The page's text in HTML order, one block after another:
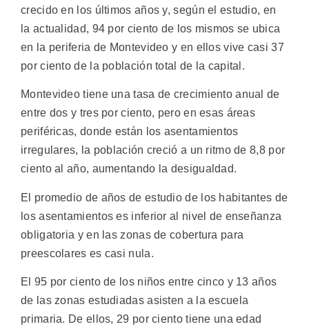
crecido en los últimos años y, según el estudio, en
la actualidad, 94 por ciento de los mismos se ubica
en la periferia de Montevideo y en ellos vive casi 37
por ciento de la población total de la capital.
Montevideo tiene una tasa de crecimiento anual de
entre dos y tres por ciento, pero en esas áreas
periféricas, donde están los asentamientos
irregulares, la población creció a un ritmo de 8,8 por
ciento al año, aumentando la desigualdad.
El promedio de años de estudio de los habitantes de
los asentamientos es inferior al nivel de enseñanza
obligatoria y en las zonas de cobertura para
preescolares es casi nula.
El 95 por ciento de los niños entre cinco y 13 años
de las zonas estudiadas asisten a la escuela
primaria. De ellos, 29 por ciento tiene una edad